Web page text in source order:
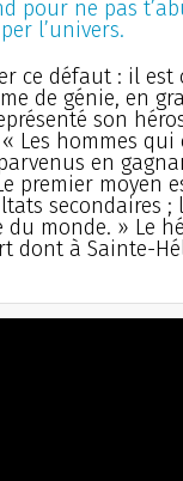
pour ne pas
l’univers.
ce défaut : il
de génie, en
son
Les hommes
en
premier moyen
secondaires ;
monde. » Le
dont à Sainte-